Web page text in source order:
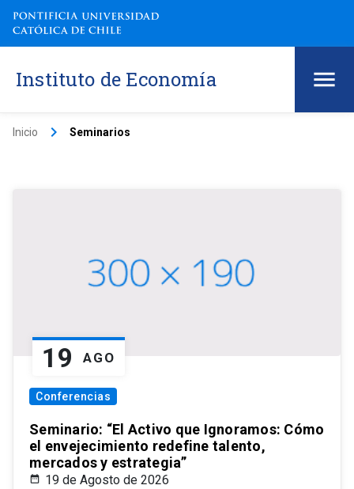
Instituto de Economía
Inicio keyboard_arrow_right Seminarios
19 AGO
Conferencias
Seminario: “El Activo que Ignoramos: Cómo
el envejecimiento redefine talento,
mercados y estrategia”
19 de Agosto de 2026